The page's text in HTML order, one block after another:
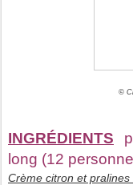
©
INGRÉDIENTS
long (12
Crème citron et pralines